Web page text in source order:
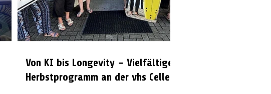
Von KI bis Longevity – Vielfältiges
Herbstprogramm an der vhs Celle